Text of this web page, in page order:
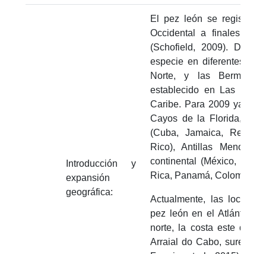
Introducción y
expansión
geográfica:
El pez león se registró
Occidental a finales de
(Schofield, 2009).
especie en diferentes
Norte, y las
establecido en Las
Caribe. Para 2009 ya
Cayos de la Florida,
(Cuba, Jamaica,
Rico), Antillas Menores
continental (México,
Rica, Panamá, Colombia,
Actualmente, las
pez león en el Atlántico
norte, la costa este de
Arraial do Cabo, sureste